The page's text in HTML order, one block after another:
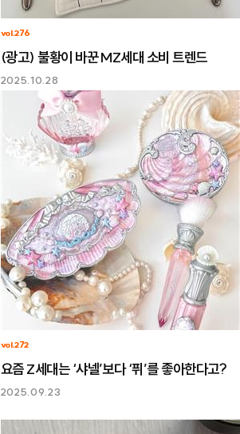
vol.276
(광고) 불황이 바꾼 MZ세대 소비 트렌드
2025.10.28
vol.272
요즘 Z세대는 ‘샤넬’보다 ‘퓌’를 좋아한다고?
2025.09.23